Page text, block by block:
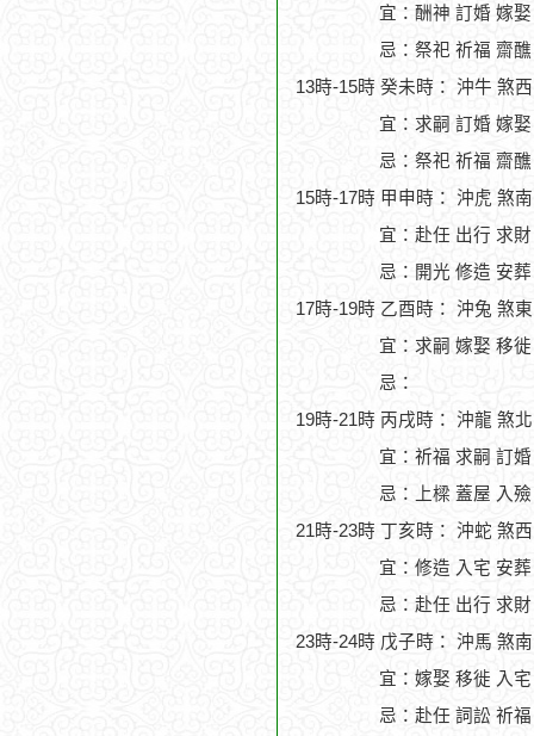
宜：酬神 訂婚 嫁
忌：祭祀 祈福 齋
13時-15時 癸未時： 沖牛 煞
宜：求嗣 訂婚 嫁
忌：祭祀 祈福 齋
15時-17時 甲申時： 沖虎 煞
宜：赴任 出行 求
忌：開光 修造 安葬
17時-19時 乙酉時： 沖兔 煞
宜：求嗣 嫁娶 移
忌：
19時-21時 丙戌時： 沖龍 煞
宜：祈福 求嗣 訂
忌：上樑 蓋屋 入
21時-23時 丁亥時： 沖蛇 煞
宜：修造 入宅 安
忌：赴任 出行 求
23時-24時 戊子時： 沖馬 煞
宜：嫁娶 移徙 入
忌：赴任 詞訟 祈